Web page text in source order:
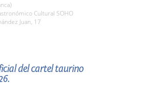
Cultural SOHO
Juan, 17
del cartel taurino